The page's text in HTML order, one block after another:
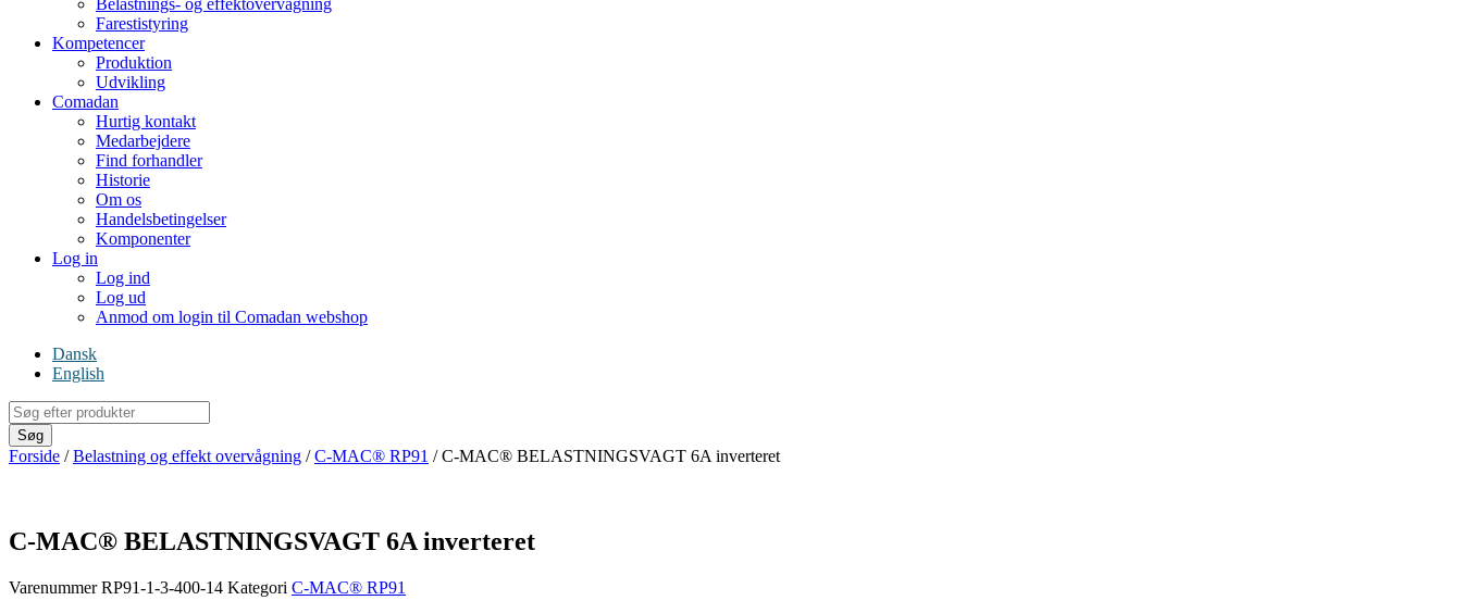
Belastnings- og effektovervågning
Farestistyring
Kompetencer
Produktion
Udvikling
Comadan
Hurtig kontakt
Medarbejdere
Find forhandler
Historie
Om os
Handelsbetingelser
Komponenter
Log in
Log ind
Log ud
Anmod om login til Comadan webshop
Dansk
English
Products
search
Søg
Forside /Belastning og effekt overvågning /C-MAC® RP91 / C-MAC® BELASTNINGSVAGT 6A inverteret
C-MAC® BELASTNINGSVAGT 6A inverteret
VarenummerRP91-1-3-400-14 Kategori C-MAC® RP91